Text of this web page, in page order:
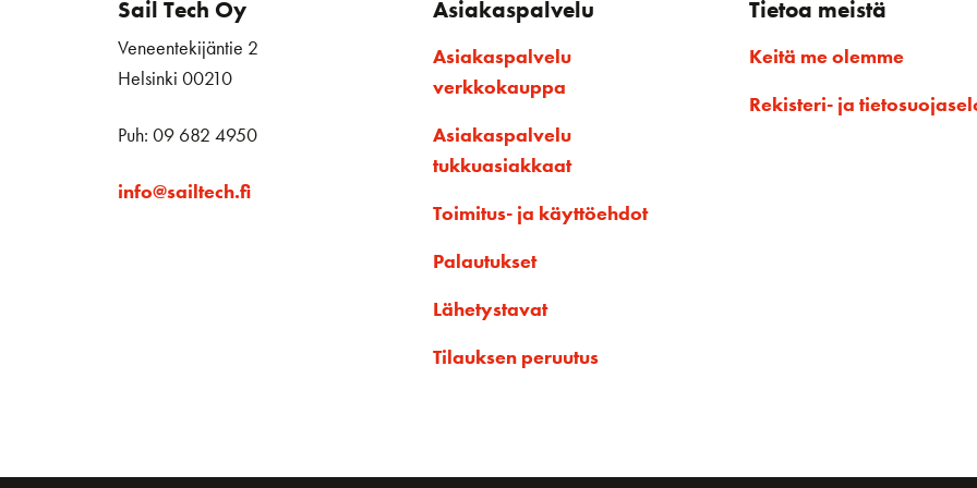
Sail Tech Oy
Veneentekijäntie 2
Helsinki 00210
Puh: 09 682 4950
info@sailtech.fi
Asiakaspalvelu
Asiakaspalvelu
verkkokauppa
Asiakaspalvelu
tukkuasiakkaat
Toimitus- ja käyttöehdot
Palautukset
Lähetystavat
Tilauksen peruutus
Tietoa meistä
Keitä me olemme
Rekisteri- ja